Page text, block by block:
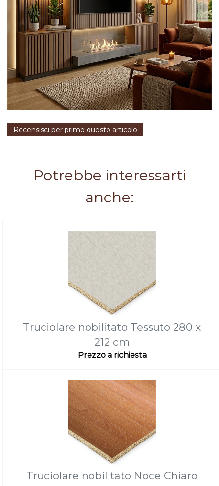
Recensisci per primo questo articolo
Potrebbe interessarti
anche:
Truciolare nobilitato Tessuto 280 x
212 cm
Prezzo a richiesta
Truciolare nobilitato Noce Chiaro